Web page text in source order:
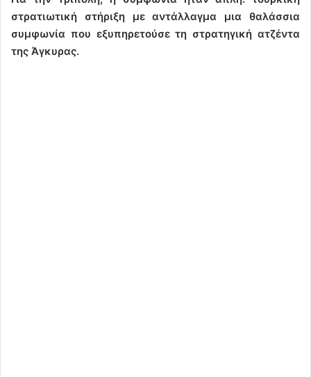
στρατιωτική στήριξη με αντάλλαγμα μια θαλάσσια
συμφωνία που εξυπηρετούσε τη στρατηγική ατζέντα
της Άγκυρας.